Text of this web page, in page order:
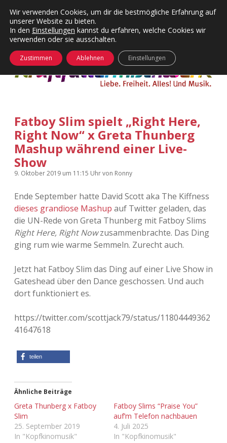
Kategorien
Menü
24 Hours Chilling
Die Wende
KFMW-Disco
kfmw.stuff
Kopfkinomusik
Nur mal so
Täglicher Sinnwahn
Visuelles
Wandnotizen
KFMW-Disco
Dates
Contact
Adventskalender Dropdown-
Menü
Adventskalender 2010
Adventskalender 2011
Adventskalender 2012
Adventskalender 2013
Adventskalender 2014
Adventskalender 2015
Adventskalender 2016
Adventskalender 2020
Adventskalender 2021
facebook
instagram
rss soundcloud
öffnen
Fatboy Slim spielt „Right Here,
Right Now“ x Greta Thunberg
Mashup während einer Live-
Show
9. Oktober 2019 um 11:15 Uhrvon Ronny
Ende September hatte David Scott aka The Kiffness
dieses grandiose Mashup auf Twitter geladen, das
die UN-Rede von Greta Thunberg mit Fatboy Slims
Right Here, Right Nowzusammenbrachte. Das Ding
ging rum wie warme Semmeln. Zurecht auch.
Jetzt hat Fatboy Slim das Ding auf einer Live Show in
Gateshead über den Dance geschossen. Und auch
dort funktioniert es.
https://twitter.com/scottjack79/status/11804449362
41647618
teilen
Ähnliche Beiträge
Greta Thunberg x Fatboy
Slim
25. September 2019
In "Kopfkinomusik"
Fatboy Slims “Praise You”
auf’m Telefon nachbauen
4. Juli 2025
In "Kopfkinomusik"
Wir verwenden Cookies, um dir die bestmögliche Erfahrung auf
unserer Website zu bieten.
In den Einstellungen kannst du erfahren, welche Cookies wir
verwenden oder sie ausschalten.
Zustimmen Ablehnen Einstellungen